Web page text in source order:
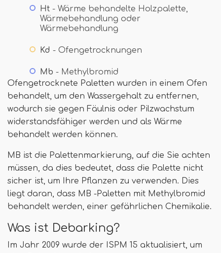
Ht - Wärme behandelte Holzpalette,
Wärmebehandlung oder
Wärmebehandlung
Kd - Ofengetrocknungen
Mb - Methylbromid
Ofengetrocknete Paletten wurden in einem Ofen
behandelt, um den Wassergehalt zu entfernen,
wodurch sie gegen Fäulnis oder Pilzwachstum
widerstandsfähiger werden und als Wärme
behandelt werden können.
MB ist die Palettenmarkierung, auf die Sie achten
müssen, da dies bedeutet, dass die Palette nicht
sicher ist, um Ihre Pflanzen zu verwenden. Dies
liegt daran, dass MB -Paletten mit Methylbromid
behandelt werden, einer gefährlichen Chemikalie.
Was ist Debarking?
Im Jahr 2009 wurde der ISPM 15 aktualisiert, um